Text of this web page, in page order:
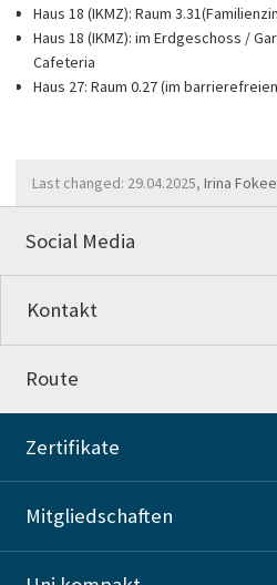
Haus 18 (IKMZ): Raum
Haus 18 (IKMZ): im Erdgeschoss /
Cafeteria
Haus 27: Raum 0.27 (im
Last changed: 29.04.2025, Irina
Social Media
Kontakt
Route
Zertifikate
Mitgliedschaften